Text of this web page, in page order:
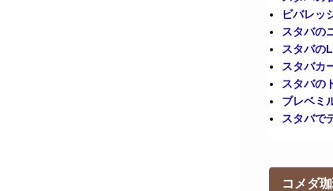
ビバレッ
スタバの
スタバの
スタバカ
スタバの
ブレベミ
スタバで
コメダ